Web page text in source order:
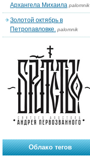
Архангела Михаила palomnik
Золотой октябрь в
Петропавловке. palomnik
Облако тегов